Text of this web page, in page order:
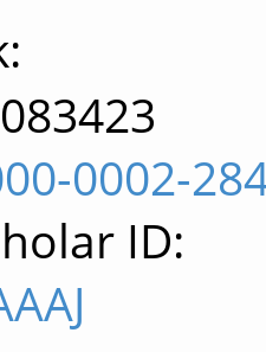
0002-
ID: